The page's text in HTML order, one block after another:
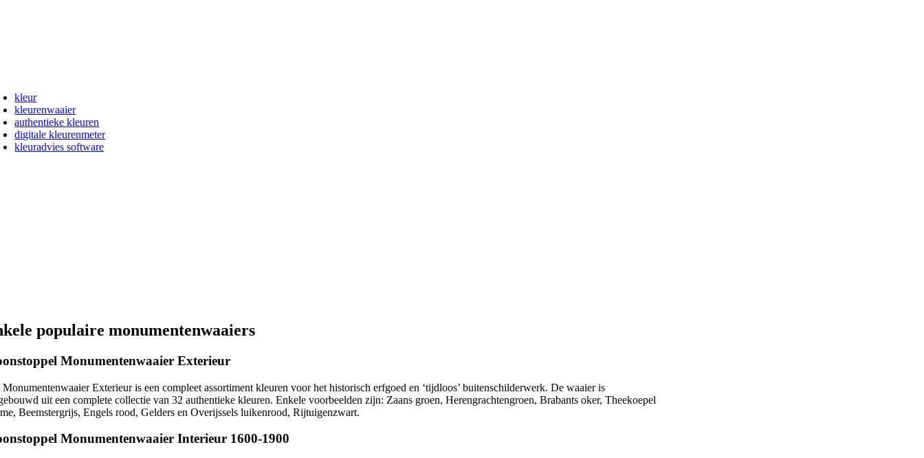
kleur
kleurenwaaier
authentieke kleuren
digitale kleurenmeter
kleuradvies software
populaire monumentenwaaiers
Monumentenwaaier Exterieur
Monumentenwaaier Exterieur is een compleet assortiment kleuren voor het historisch erfgoed en ‘tijdloos’ buitenschilderwerk. De waaier is
uit een complete collectie van 32 authentieke kleuren. Enkele voorbeelden zijn: Zaans groen, Herengrachtengroen, Brabants oker, Theekoepel
Beemstergrijs, Engels rood, Gelders en Overijssels luikenrood, Rijtuigenzwart.
Monumentenwaaier Interieur 1600-1900